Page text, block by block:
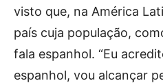
visto que, na América
país cuja população,
fala espanhol. “Eu
espanhol, vou alcançar